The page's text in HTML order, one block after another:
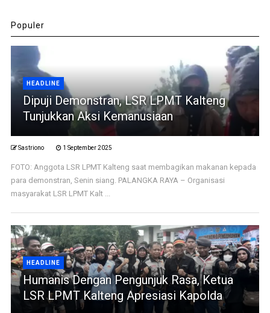
Populer
HEADLINE
Dipuji Demonstran, LSR LPMT Kalteng
Tunjukkan Aksi Kemanusiaan
Sastriono 1 September 2025
FOTO: Anggota LSR LPMT Kalteng saat membagikan makanan kepada
para demonstran, Senin siang. PALANGKA RAYA – Organisasi
masyarakat LSR LPMT Kalt ...
HEADLINE
Humanis Dengan Pengunjuk Rasa, Ketua
LSR LPMT Kalteng Apresiasi Kapolda